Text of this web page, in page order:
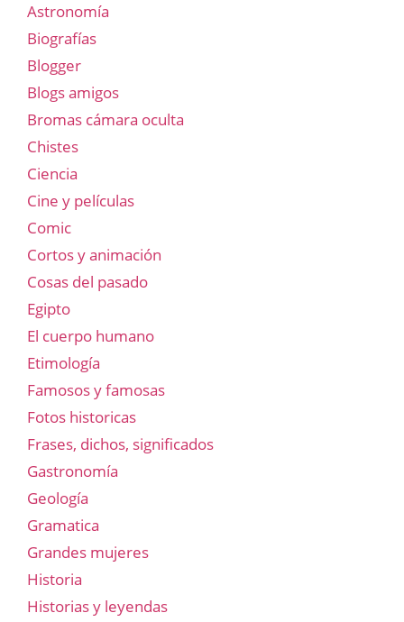
Astronomía
Biografías
Blogger
Blogs amigos
Bromas cámara oculta
Chistes
Ciencia
Cine y películas
Comic
Cortos y animación
Cosas del pasado
Egipto
El cuerpo humano
Etimología
Famosos y famosas
Fotos historicas
Frases, dichos, significados
Gastronomía
Geología
Gramatica
Grandes mujeres
Historia
Historias y leyendas